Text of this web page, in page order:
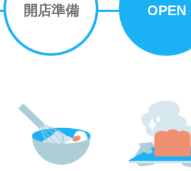
開店準備 OPEN